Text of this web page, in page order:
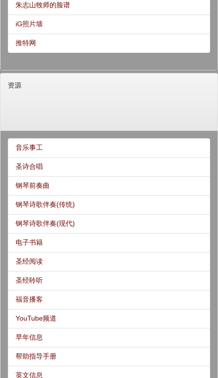
朱志山牧师的脸谱
iG照片墙
推特网
资源
音乐事工
圣诗合唱
钢琴前奏曲
钢琴诗歌伴奏(传统)
钢琴诗歌伴奏(现代)
电子书籍
圣经阅读
圣经聆听
福音播客
YouTube频道
早年信息
帮助指导手册
英文信息